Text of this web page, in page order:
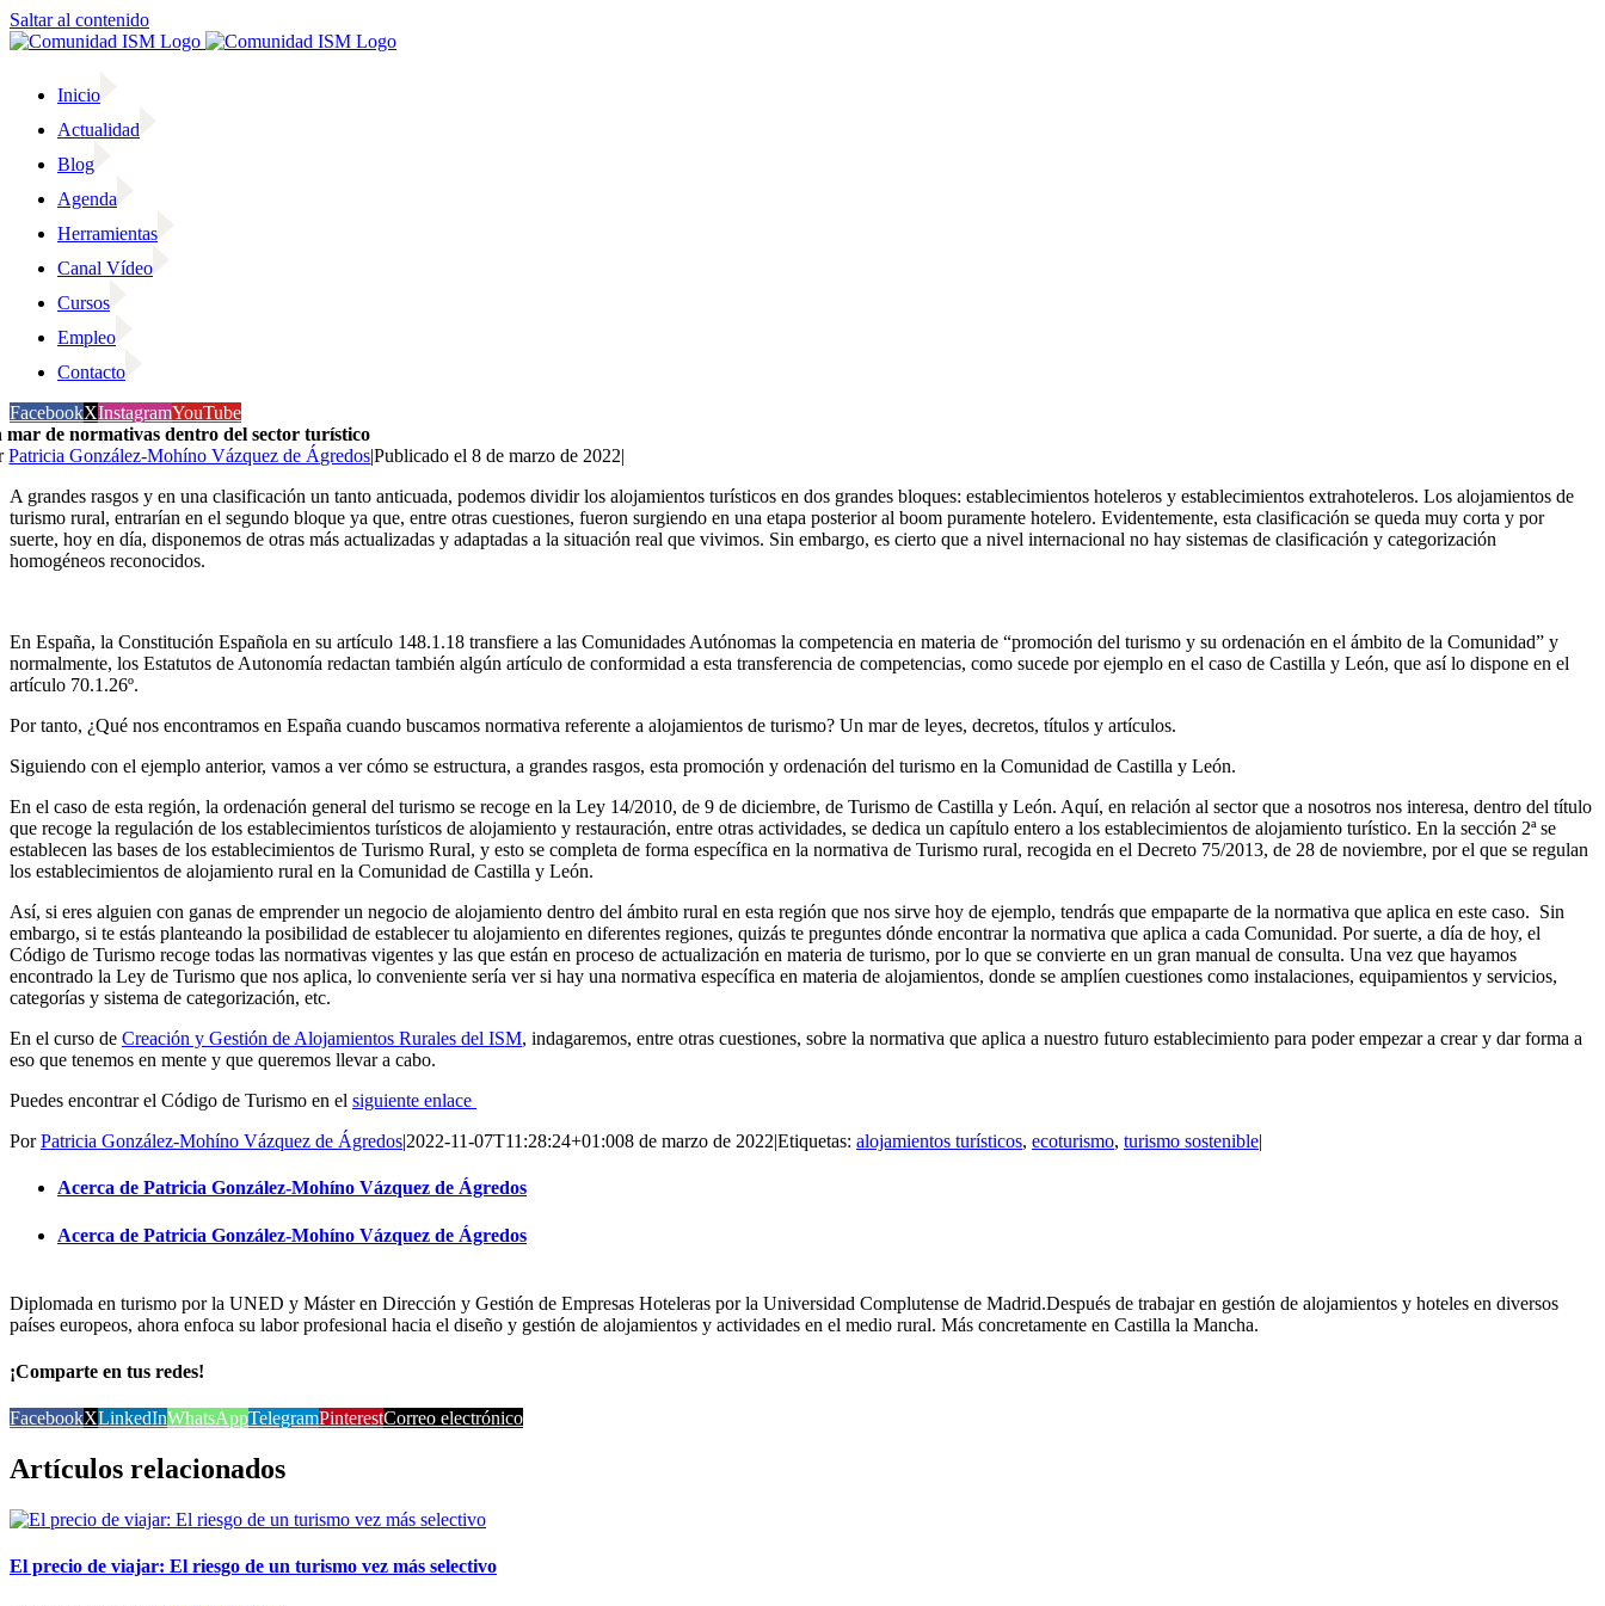
Saltar al contenido
Inicio
Actualidad
Blog
Agenda
Herramientas
Canal Vídeo
Cursos
Empleo
Contacto
FacebookXInstagramYouTube
mar de normativas dentro del sector turístico
Patricia González-Mohíno Vázquez de Ágredos|Publicado el 8 de marzo de 2022|
A grandes rasgos y en una clasificación un tanto anticuada, podemos dividir los alojamientos turísticos en dos grandes bloques: establecimientos hoteleros y establecimientos extrahoteleros. Los alojamientos de
turismo rural, entrarían en el segundo bloque ya que, entre otras cuestiones, fueron surgiendo en una etapa posterior al boom puramente hotelero. Evidentemente, esta clasificación se queda muy corta y por
suerte, hoy en día, disponemos de otras más actualizadas y adaptadas a la situación real que vivimos. Sin embargo, es cierto que a nivel internacional no hay sistemas de clasificación y categorización
homogéneos reconocidos.
En España, la Constitución Española en su artículo 148.1.18 transfiere a las Comunidades Autónomas la competencia en materia de “promoción del turismo y su ordenación en el ámbito de la Comunidad” y
normalmente, los Estatutos de Autonomía redactan también algún artículo de conformidad a esta transferencia de competencias, como sucede por ejemplo en el caso de Castilla y León, que así lo dispone en el
artículo 70.1.26º.
Por tanto, ¿Qué nos encontramos en España cuando buscamos normativa referente a alojamientos de turismo? Un mar de leyes, decretos, títulos y artículos.
Siguiendo con el ejemplo anterior, vamos a ver cómo se estructura, a grandes rasgos, esta promoción y ordenación del turismo en la Comunidad de Castilla y León.
En el caso de esta región, la ordenación general del turismo se recoge en la Ley 14/2010, de 9 de diciembre, de Turismo de Castilla y León. Aquí, en relación al sector que a nosotros nos interesa, dentro del título
que recoge la regulación de los establecimientos turísticos de alojamiento y restauración, entre otras actividades, se dedica un capítulo entero a los establecimientos de alojamiento turístico. En la sección 2ª se
establecen las bases de los establecimientos de Turismo Rural, y esto se completa de forma específica en la normativa de Turismo rural, recogida en el Decreto 75/2013, de 28 de noviembre, por el que se regulan
los establecimientos de alojamiento rural en la Comunidad de Castilla y León.
Así, si eres alguien con ganas de emprender un negocio de alojamiento dentro del ámbito rural en esta región que nos sirve hoy de ejemplo, tendrás que empaparte de la normativa que aplica en este caso. Sin
embargo, si te estás planteando la posibilidad de establecer tu alojamiento en diferentes regiones, quizás te preguntes dónde encontrar la normativa que aplica a cada Comunidad. Por suerte, a día de hoy, el
Código de Turismo recoge todas las normativas vigentes y las que están en proceso de actualización en materia de turismo, por lo que se convierte en un gran manual de consulta. Una vez que hayamos
encontrado la Ley de Turismo que nos aplica, lo conveniente sería ver si hay una normativa específica en materia de alojamientos, donde se amplíen cuestiones como instalaciones, equipamientos y servicios,
categorías y sistema de categorización, etc.
En el curso de Creación y Gestión de Alojamientos Rurales del ISM, indagaremos, entre otras cuestiones, sobre la normativa que aplica a nuestro futuro establecimiento para poder empezar a crear y dar forma a
eso que tenemos en mente y que queremos llevar a cabo.
Puedes encontrar el Código de Turismo en el siguiente enlace
PorPatricia González-Mohíno Vázquez de Ágredos|2022-11-07T11:28:24+01:008 de marzo de 2022|Etiquetas: alojamientos turísticos, ecoturismo, turismo sostenible|
Acerca de Patricia González-Mohíno Vázquez de Ágredos
Acerca de Patricia González-Mohíno Vázquez de Ágredos
Diplomada en turismo por la UNED y Máster en Dirección y Gestión de Empresas Hoteleras por la Universidad Complutense de Madrid.Después de trabajar en gestión de alojamientos y hoteles en diversos
países europeos, ahora enfoca su labor profesional hacia el diseño y gestión de alojamientos y actividades en el medio rural. Más concretamente en Castilla la Mancha.
¡Comparte en tus redes!
FacebookXLinkedInWhatsAppTelegramPinterestCorreo electrónico
Artículos relacionados
El precio de viajar: El riesgo de un turismo vez más selectivo